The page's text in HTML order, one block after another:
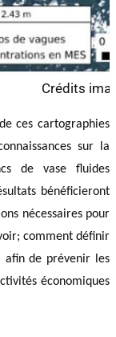
Crédits
ces cartographies
sur la
de vase fluides
bénéficieront
nécessaires pour
comment définir
afin de prévenir les
économiques